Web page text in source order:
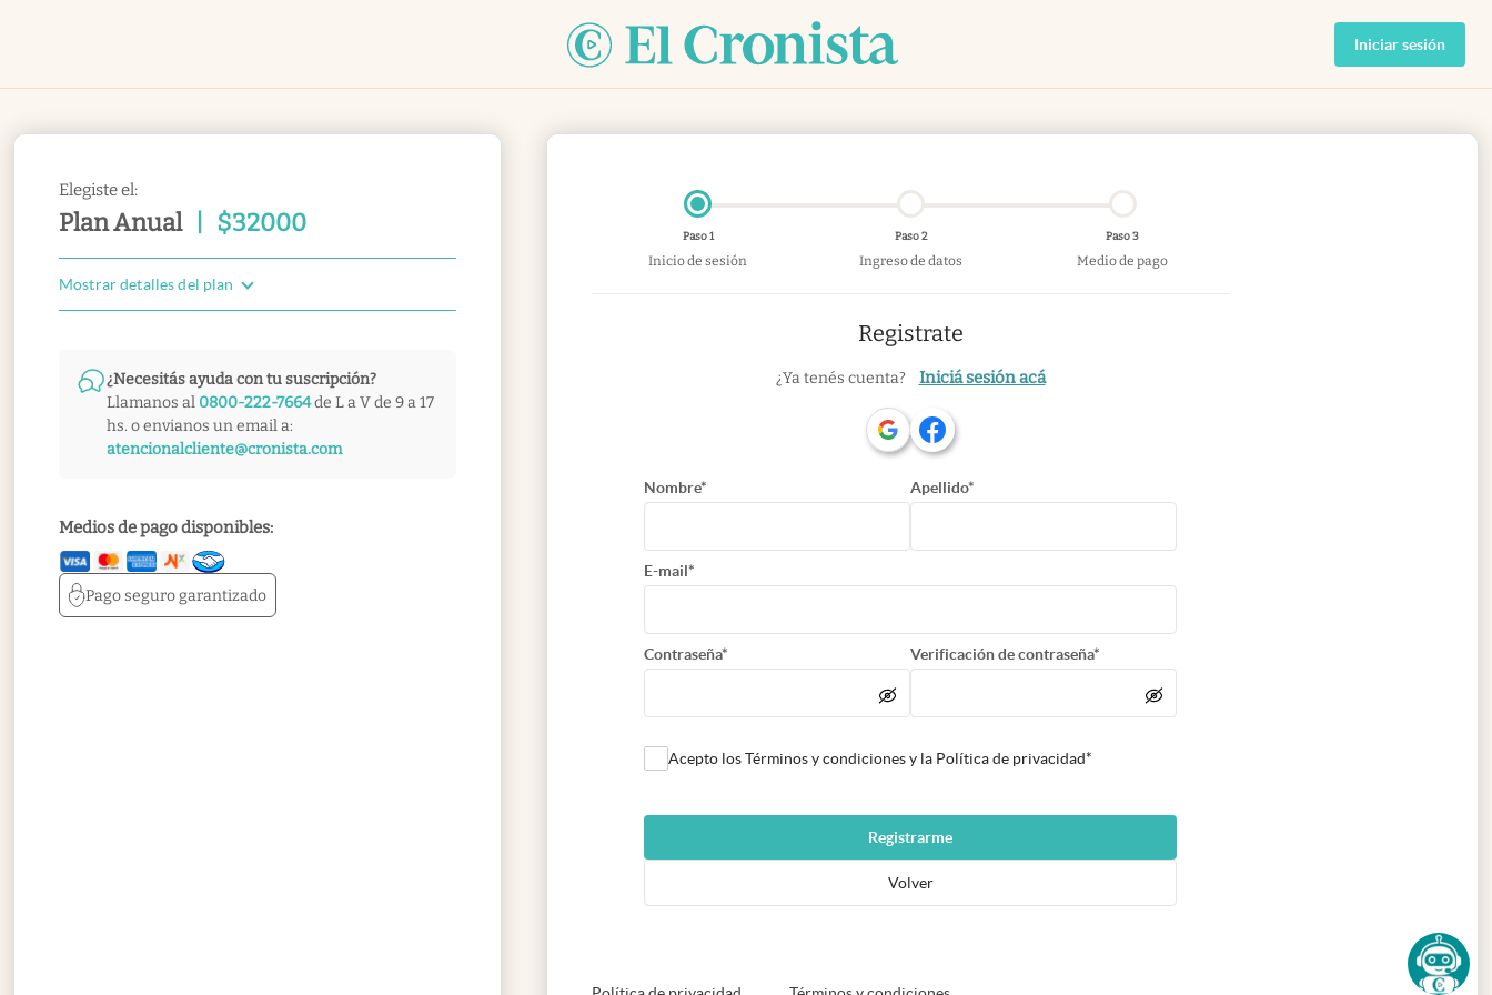
Iniciar sesión
Elegiste el:
Plan Anual $32000
Mostrar detalles del plan
¿Necesitás ayuda con tu suscripción?
Llamanos al 0800-222-7664de L a V de 9 a 17
hs. o envianos un email a:
atencionalcliente@cronista.com
Medios de pago disponibles:
Pago segurogarantizado
Paso 1
Inicio de sesión
Paso 2
Ingreso de datos
Paso 3
Medio de pago
Registrate
¿Ya tenés cuenta? Iniciá sesión acá
Nombre* Apellido*
E-mail*
Contraseña* Verificación de contraseña*
Acepto los Términos y condiciones y la Política de privacidad*
Registrarme
Volver